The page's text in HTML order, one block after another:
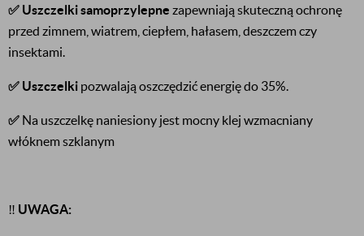
✅ Uszczelki samoprzylepne zapewniają skuteczną ochronę
przed zimnem, wiatrem, ciepłem, hałasem, deszczem czy
insektami.
✅ Uszczelki pozwalają oszczędzić energię do 35%.
✅ Na uszczelkę naniesiony jest mocny klej wzmacniany
włóknem szklanym
‼️ UWAGA: